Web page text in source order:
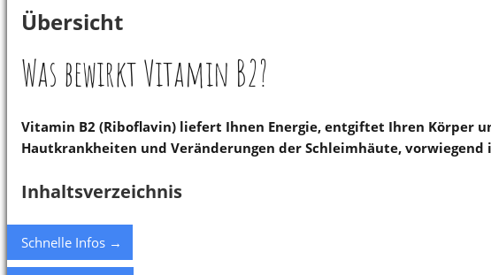
Übersicht
Was bewirkt Vitamin B2?
Vitamin B2 (Riboflavin) liefert Ihnen Energie, entgiftet Ihren Körper
Hautkrankheiten und Veränderungen der Schleimhäute, vorwiegend
Inhaltsverzeichnis
Schnelle Infos →